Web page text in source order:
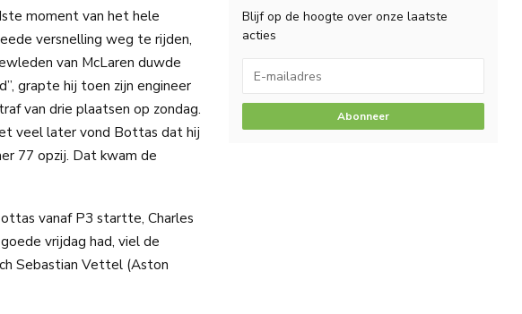
moment van het hele
versnelling weg te rijden,
van McLaren duwde
grapte hij toen zijn engineer
van drie plaatsen op zondag.
veel later vond Bottas dat hij
77 opzij. Dat kwam de
vanaf P3 startte, Charles
vrijdag had, viel de
Sebastian Vettel (Aston
Blijf op de hoogte over onze laatste
acties
Abonneer